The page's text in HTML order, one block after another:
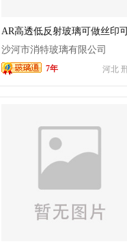
AR高透低反射玻璃可做丝印
用于博物馆展览夹胶可钢
沙河市消特玻璃有限公司
河北
7年